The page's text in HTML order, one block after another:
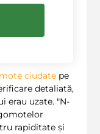
bani pe
nostru
ciudate pe
detaliată,
erau uzate. "N-
rapiditate și